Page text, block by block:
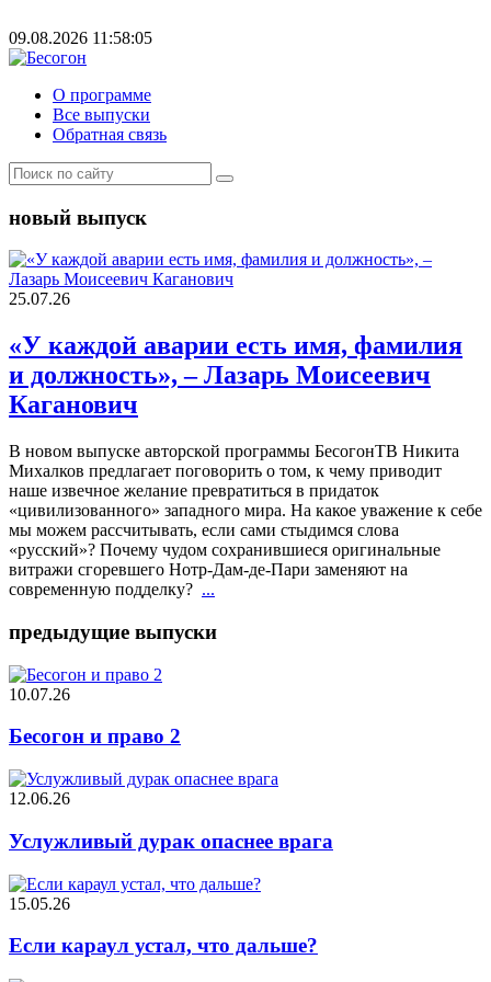
09.08.2026 11:58:05
О программе
Все выпуски
Обратная связь
новый выпуск
25.07.26
«У каждой аварии есть имя, фамилия
и должность», – Лазарь Моисеевич
Каганович
В новом выпуске авторской программы БесогонТВ Никита
Михалков предлагает поговорить о том, к чему приводит
наше извечное желание превратиться в придаток
«цивилизованного» западного мира. На какое уважение к себе
мы можем рассчитывать, если сами стыдимся слова
«русский»? Почему чудом сохранившиеся оригинальные
витражи сгоревшего Нотр-Дам-де-Пари заменяют на
современную подделку? ...
предыдущие выпуски
10.07.26
Бесогон и право 2
12.06.26
Услужливый дурак опаснее врага
15.05.26
Если караул устал, что дальше?